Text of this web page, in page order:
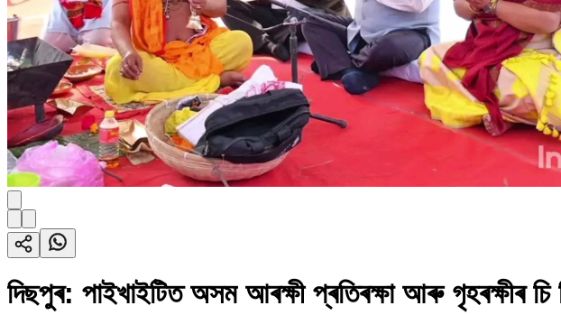
দিছপুৰ: পাইখাইটিত অসম আৰক্ষী প্ৰতিৰক্ষা আৰু